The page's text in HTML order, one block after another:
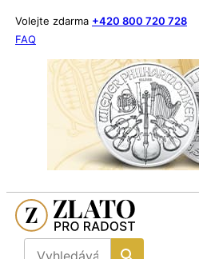
Volejte zdarma +420 800 720 728
FAQ